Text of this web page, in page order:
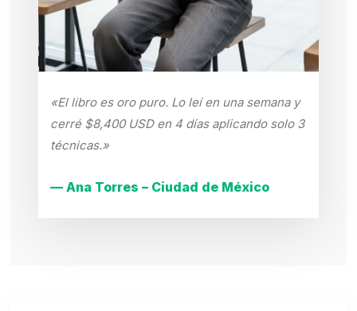
«El libro es oro puro. Lo leí en una semana y
cerré $8,400 USD en 4 días aplicando solo 3
técnicas.»
— Ana Torres – Ciudad de México